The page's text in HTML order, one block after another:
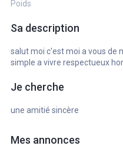
Poids
Sa description
salut moi c'est moi a vous de
simple a vivre respectueux
Je cherche
une amitié sincère
Mes annonces